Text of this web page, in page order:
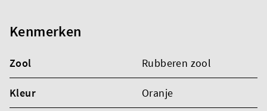
Kenmerken
Zool Rubberen zool
Kleur Oranje